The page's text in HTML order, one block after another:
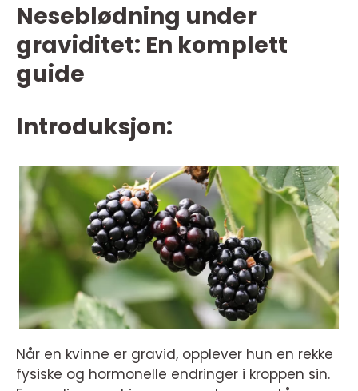
Neseblødning under
graviditet: En komplett
guide
Introduksjon:
Når en kvinne er gravid, opplever hun en rekke
fysiske og hormonelle endringer i kroppen sin.